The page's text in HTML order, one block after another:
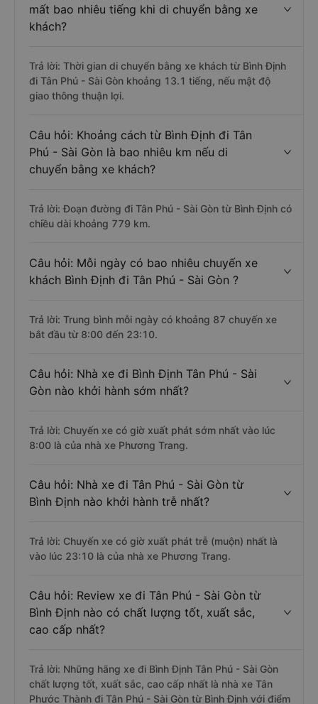
mất bao nhiêu tiếng khi di chuyển bằng xe
khách?
Trả lời: Thời gian di chuyển bằng xe khách từ Bình Định
đi Tân Phú - Sài Gòn khoảng 13.1 tiếng, nếu mật độ
giao thông thuận lợi.
Câu hỏi: Khoảng cách từ Bình Định đi Tân
Phú - Sài Gòn là bao nhiêu km nếu di
chuyển bằng xe khách?
Trả lời: Đoạn đường đi Tân Phú - Sài Gòn từ Bình Định có
chiều dài khoảng 779 km.
Câu hỏi: Mỗi ngày có bao nhiêu chuyến xe
khách Bình Định đi Tân Phú - Sài Gòn ?
Trả lời: Trung bình mỗi ngày có khoảng 87 chuyến xe
bắt đầu từ 8:00 đến 23:10.
Câu hỏi: Nhà xe đi Bình Định Tân Phú - Sài
Gòn nào khởi hành sớm nhất?
Trả lời: Chuyến xe có giờ xuất phát sớm nhất vào lúc
8:00 là của nhà xe Phương Trang.
Câu hỏi: Nhà xe đi Tân Phú - Sài Gòn từ
Bình Định nào khởi hành trễ nhất?
Trả lời: Chuyến xe có giờ xuất phát trễ (muộn) nhất là
vào lúc 23:10 là của nhà xe Phương Trang.
Câu hỏi: Review xe đi Tân Phú - Sài Gòn từ
Bình Định nào có chất lượng tốt, xuất sắc,
cao cấp nhất?
Trả lời: Những hãng xe đi Bình Định Tân Phú - Sài Gòn
chất lượng tốt, xuất sắc, cao cấp nhất là nhà xe Tân
Phước Thành đi Tân Phú - Sài Gòn từ Bình Định với điểm